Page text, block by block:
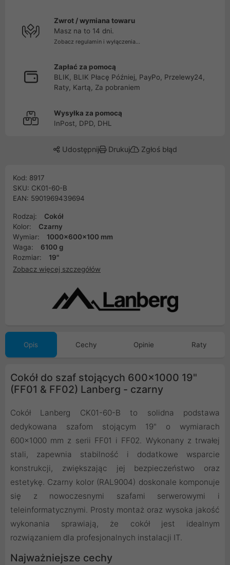
Zwrot / wymiana towaru
Masz na to 14 dni.
Zobacz regulamin i wyłączenia...
Zapłać za pomocą
BLIK, BLIK Płacę Później, PayPo, Przelewy24,
Raty, Kartą, Za pobraniem
Wysyłka za pomocą
InPost, DPD, DHL
Udostępnij Drukuj Zgłoś błąd
Kod: 8917
SKU: CK01-60-B
EAN: 5901969439694
Rodzaj:
Cokół
Kolor:
Czarny
Wymiar:
1000x600x100 mm
Waga:
6100 g
Rozmiar:
19"
Zobacz więcej szczegółów
Opis Cechy Opinie Raty
Cokół do szaf stojących 600x1000 19"
(FF01 & FF02) Lanberg - czarny
Cokół Lanberg CK01-60-B to solidna podstawa
dedykowana szafom stojącym 19" o wymiarach
600x1000 mm z serii FF01 i FF02. Wykonany z trwałej
stali, zapewnia stabilność i dodatkowe wsparcie
konstrukcji, zwiększając jej bezpieczeństwo oraz
estetykę. Czarny kolor (RAL9004) doskonale komponuje
się z nowoczesnymi szafami serwerowymi i
teleinformatycznymi. Prosty montaż oraz wysoka jakość
wykonania sprawiają, że cokół jest idealnym
rozwiązaniem dla profesjonalnych instalacji IT.
Najważniejsze cechy